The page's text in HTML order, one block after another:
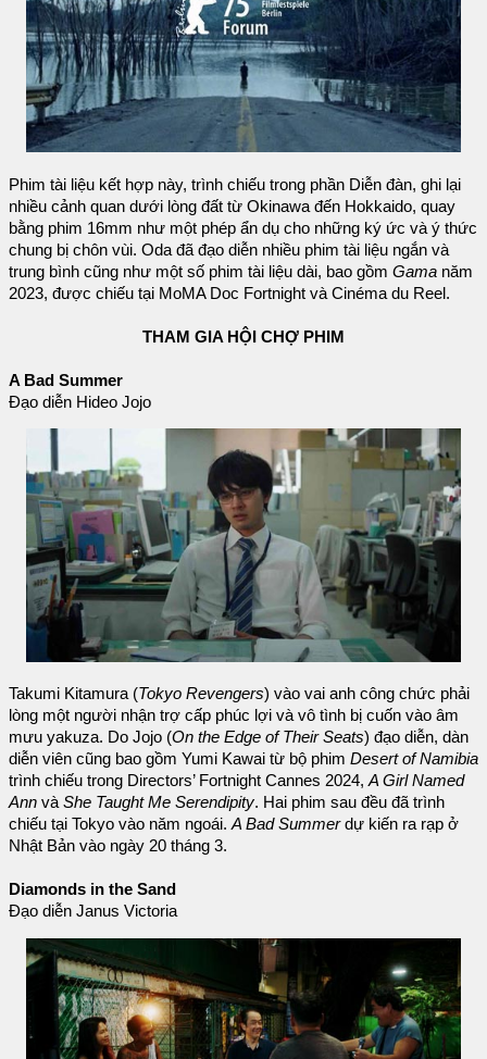
Phim tài liệu kết hợp này, trình chiếu trong phần Diễn đàn, ghi lại
nhiều cảnh quan dưới lòng đất từ ​​Okinawa đến Hokkaido, quay
bằng phim 16mm như một phép ẩn dụ cho những ký ức và ý thức
chung bị chôn vùi. Oda đã đạo diễn nhiều phim tài liệu ngắn và
trung bình cũng như một số phim tài liệu dài, bao gồm Gama năm
2023, được chiếu tại MoMA Doc Fortnight và Cinéma du Reel.
THAM GIA HỘI CHỢ PHIM
A Bad Summer
Đạo diễn Hideo Jojo
Takumi Kitamura (Tokyo Revengers) vào vai anh công chức phải
lòng một người nhận trợ cấp phúc lợi và vô tình bị cuốn vào âm
mưu yakuza. Do Jojo (On ​​the Edge of Their Seats) đạo diễn, dàn
diễn viên cũng bao gồm Yumi Kawai từ bộ phim Desert of Namibia
trình chiếu trong Directors’ Fortnight Cannes 2024,A Girl Named
Ann vàShe Taught Me Serendipity. Hai phim sau đều đã trình
chiếu tại Tokyo vào năm ngoái.A Bad Summerdự kiến ​​ra rạp ở
Nhật Bản vào ngày 20 tháng 3.
Diamonds in the Sand
Đạo diễn Janus Victoria